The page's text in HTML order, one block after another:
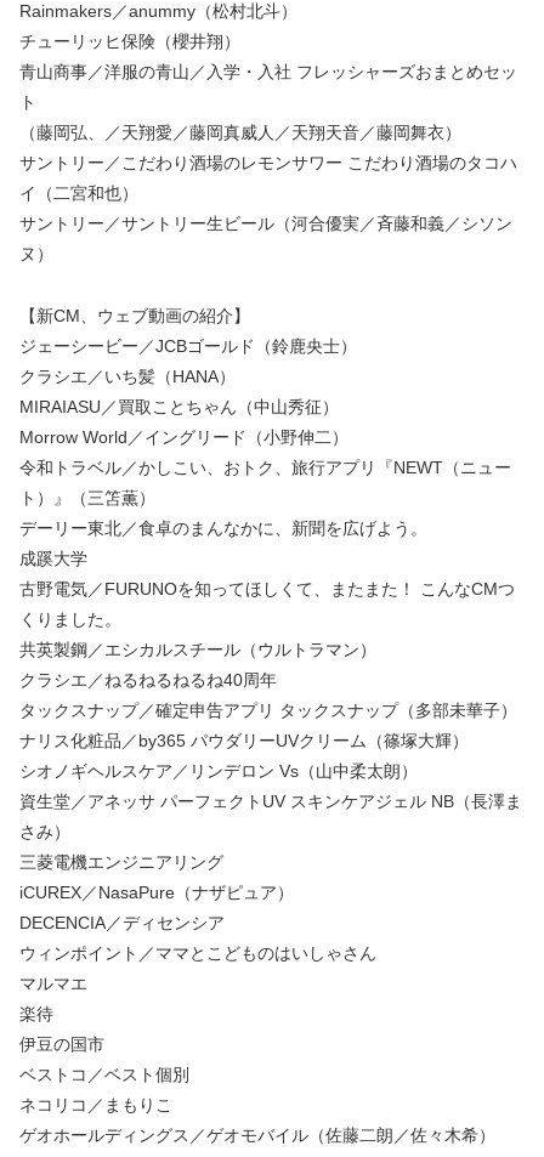
Rainmakers／anummy（松村北斗）
チューリッヒ保険（櫻井翔）
青山商事／洋服の青山／入学・入社 フレッシャーズおまとめセッ
ト
（藤岡弘、／天翔愛／藤岡真威人／天翔天音／藤岡舞衣）
サントリー／こだわり酒場のレモンサワー こだわり酒場のタコハ
イ（二宮和也）
サントリー／サントリー生ビール（河合優実／斉藤和義／シソン
ヌ）
【新CM、ウェブ動画の紹介】
ジェーシービー／JCBゴールド（鈴鹿央士）
クラシエ／いち髪（HANA）
MIRAIASU／買取ことちゃん（中山秀征）
Morrow World／イングリード（小野伸二）
令和トラベル／かしこい、おトク、旅行アプリ『NEWT（ニュー
ト）』（三笘薫）
デーリー東北／食卓のまんなかに、新聞を広げよう。
成蹊大学
古野電気／FURUNOを知ってほしくて、またまた！ こんなCMつ
くりました。
共英製鋼／エシカルスチール（ウルトラマン）
クラシエ／ねるねるねるね40周年
タックスナップ／確定申告アプリ タックスナップ（多部未華子）
ナリス化粧品／by365 パウダリーUVクリーム（篠塚大輝）
シオノギヘルスケア／リンデロン Vs（山中柔太朗）
資生堂／アネッサ パーフェクトUV スキンケアジェル NB（長澤ま
さみ）
三菱電機エンジニアリング
iCUREX／NasaPure（ナザピュア）
DECENCIA／ディセンシア
ウィンポイント／ママとこどものはいしゃさん
マルマエ
楽待
伊豆の国市
ベストコ／ベスト個別
ネコリコ／まもりこ
ゲオホールディングス／ゲオモバイル（佐藤二朗／佐々木希）